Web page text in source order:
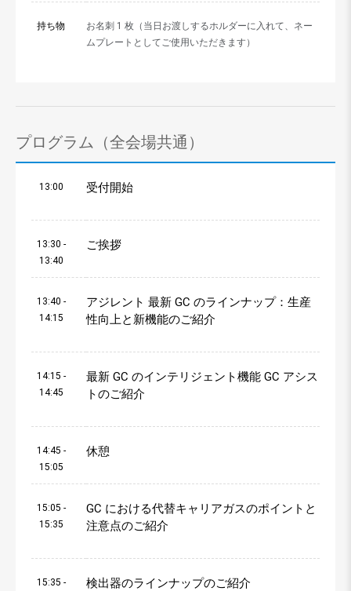
持ち物
お名刺 1 枚（当日お渡しするホルダーに入れて、ネー
ムプレートとしてご使用いただきます）
プログラム（全会場共通）
13:00 受付開始
13:30 -
13:40
ご挨拶
13:40 -
14:15
アジレント 最新 GC のラインナップ：生産
性向上と新機能のご紹介
14:15 -
14:45
最新 GC のインテリジェント機能 GC アシス
トのご紹介
14:45 -
15:05
休憩
15:05 -
15:35
GC における代替キャリアガスのポイントと
注意点のご紹介
15:35 -
検出器のラインナップのご紹介